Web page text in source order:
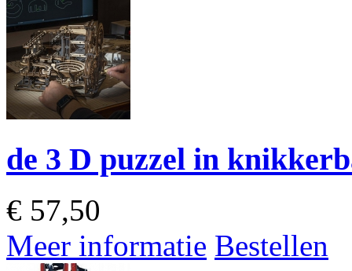
de 3 D puzzel in
€ 57,50
Meer informatie Bestellen